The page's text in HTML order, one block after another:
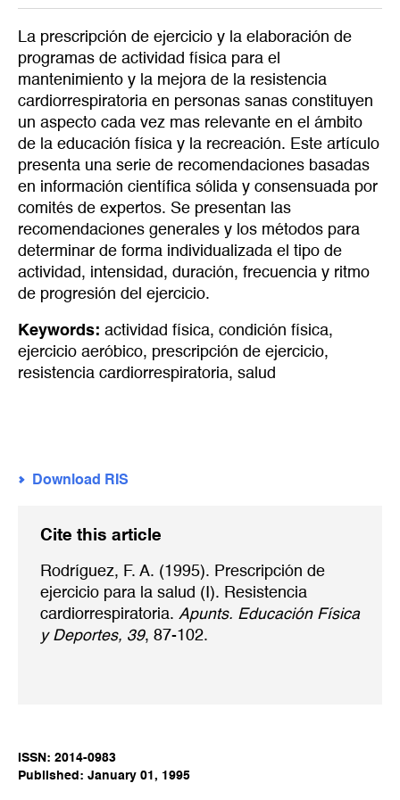
La prescripción de ejercicio y la elaboración de
programas de actividad física para el
mantenimiento y la mejora de la resistencia
cardiorrespiratoria en personas sanas constituyen
un aspecto cada vez mas relevante en el ámbito
de la educación física y la recreación. Este artículo
presenta una serie de recomendaciones basadas
en información científica sólida y consensuada por
comités de expertos. Se presentan las
recomendaciones generales y los métodos para
determinar de forma individualizada el tipo de
actividad, intensidad, duración, frecuencia y ritmo
de progresión del ejercicio.
Keywords: actividad física, condición física,
ejercicio aeróbico, prescripción de ejercicio,
resistencia cardiorrespiratoria, salud
Download RIS
Cite this article
Rodríguez, F. A. (1995). Prescripción de
ejercicio para la salud (I). Resistencia
cardiorrespiratoria. Apunts. Educación Física
y Deportes, 39, 87-102.
ISSN: 2014-0983
Published: January 01, 1995